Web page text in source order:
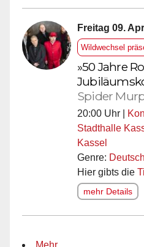
Freitag 09.
Wildwechsel
»50 Jahre
Spider
20:00 Uhr |
Stadthalle
Kassel
Genre: Deutsch
Hier gibts die
mehr Details
Mehr